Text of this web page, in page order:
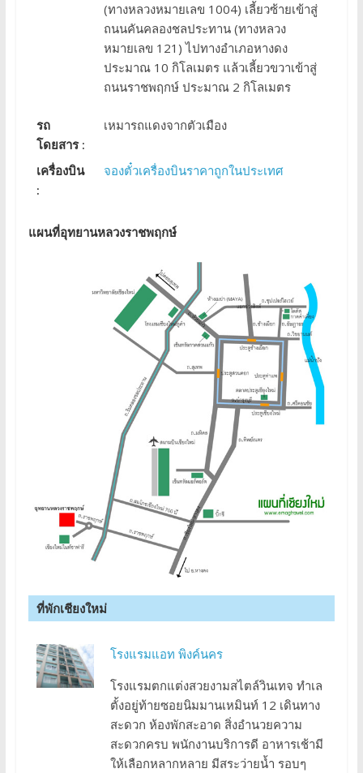
(ทางหลวงหมายเลข 1004) เลี้ยวซ้ายเข้าสู่
ถนนคันคลองชลประทาน (ทางหลวง
หมายเลข 121) ไปทางอำเภอหางดง
ประมาณ 10 กิโลเมตร แล้วเลี้ยวขวาเข้าสู่
ถนนราชพฤกษ์ ประมาณ 2 กิโลเมตร
รถ
โดยสาร :
เหมารถแดงจากตัวเมือง
เครื่องบิน
:
จองตั๋วเครื่องบินราคาถูกในประเทศ
แผนที่อุทยานหลวงราชพฤกษ์
ที่พักเชียงใหม่
โรงแรมแอท พิงค์นคร
โรงแรมตกแต่งสวยงามสไตล์วินเทจ ทำเล
ตั้งอยู่ท้ายซอยนิมมานเหมินท์ 12 เดินทาง
สะดวก ห้องพักสะอาด สิ่งอำนวยความ
สะดวกครบ พนักงานบริการดี อาหารเช้ามี
ให้เลือกหลากหลาย มีสระว่ายน้ำ รอบๆ